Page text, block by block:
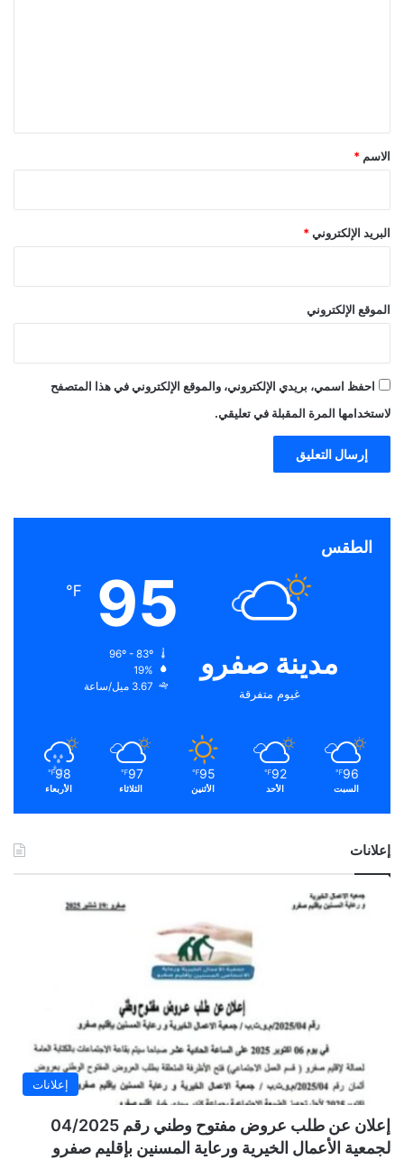
*
الاسم *
البريد الإلكتروني *
الموقع الإلكتروني
احفظ اسمي، بريدي الإلكتروني، والموقع الإلكتروني في هذا المتصفح
لاستخدامها المرة المقبلة في تعليقي.
الطقس
مدينة صفرو
غيوم متفرقة
95
℉
19%
3.67 ميل/ساعة
96
℉
السبت
92
℉
الأحد
95
℉
الأثنين
97
℉
الثلاثاء
98
℉
الأربعاء
إعلانات
إعلانات
إعلان عن طلب عروض مفتوح وطني رقم 04/2025
لجمعية الأعمال الخيرية ورعاية المسنين بإقليم صفرو